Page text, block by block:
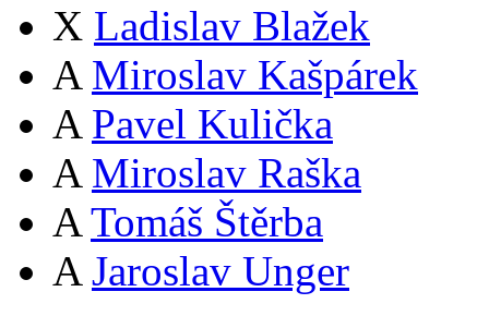
X Ladislav Blažek
A Miroslav Kašpárek
A Pavel Kulička
A Miroslav Raška
A Tomáš Štěrba
A Jaroslav Unger